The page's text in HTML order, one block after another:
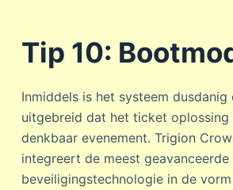
Tip 10:
Inmiddels is het systeem
uitgebreid dat het ticket
denkbaar evenement. Trigion
integreert de meest geavanceerde
beveiligingstechnologie in de